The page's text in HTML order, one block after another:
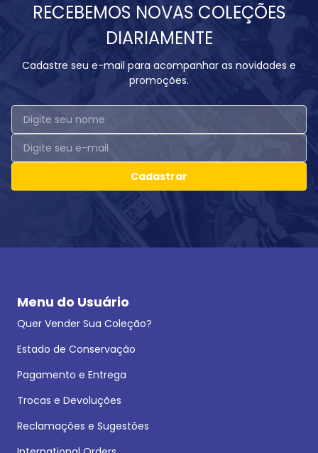
RECEBEMOS NOVAS COLEÇÕES
DIARIAMENTE
Cadastre seu e-mail para acompanhar as novidades e
promoções.
Cadastrar
Menu do Usuário
Quer Vender Sua Coleção?
Estado de Conservação
Pagamento e Entrega
Trocas e Devoluções
Reclamações e Sugestões